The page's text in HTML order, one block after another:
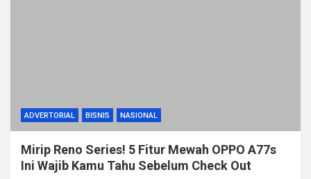
ADVERTORIAL BISNIS NASIONAL
Mirip Reno Series! 5 Fitur Mewah OPPO A77s
Ini Wajib Kamu Tahu Sebelum Check Out